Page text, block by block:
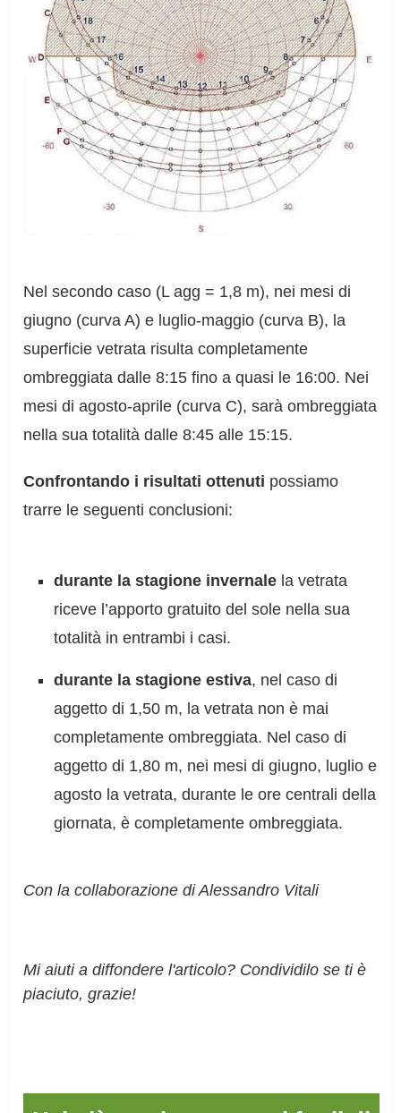
Nel secondo caso (L agg = 1,8 m), nei mesi di
giugno (curva A) e luglio-maggio (curva B), la
superficie vetrata risulta completamente
ombreggiata dalle 8:15 fino a quasi le 16:00. Nei
mesi di agosto-aprile (curva C), sarà ombreggiata
nella sua totalità dalle 8:45 alle 15:15.
Confrontando i risultati ottenuti possiamo
trarre le seguenti conclusioni:
durante la stagione invernale la vetrata
riceve l’apporto gratuito del sole nella sua
totalità in entrambi i casi.
durante la stagione estiva, nel caso di
aggetto di 1,50 m, la vetrata non è mai
completamente ombreggiata. Nel caso di
aggetto di 1,80 m, nei mesi di giugno, luglio e
agosto la vetrata, durante le ore centrali della
giornata, è completamente ombreggiata.
Con la collaborazione di Alessandro Vitali
Mi aiuti a diffondere l'articolo? Condividilo se ti è
piaciuto, grazie!